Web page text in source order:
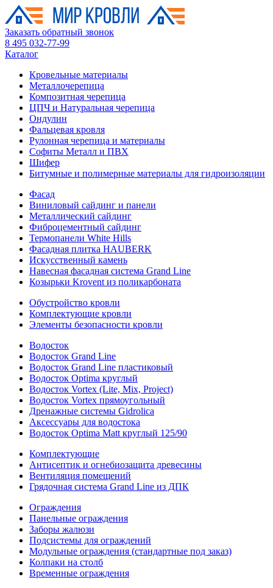
Заказать обратный звонок
8 495 032-77-99
Каталог
Кровельные материалы
Металлочерепица
Композитная черепица
ЦПЧ и Натуральная черепица
Ондулин
Фальцевая кровля
Рулонная черепица и материалы
Софиты Металл и ПВХ
Шифер
Битумные и полимерные материалы для гидроизоляции
Фасад
Виниловый сайдинг и панели
Металлический сайдинг
Фиброцементный сайдинг
Термопанели White Hills
Фасадная плитка HAUBERK
Искусственный камень
Навесная фасадная система Grand Line
Козырьки Krovent из поликарбоната
Обустройство кровли
Комплектующие кровли
Элементы безопасности кровли
Водосток
Водосток Grand Line
Водосток Grand Line пластиковый
Водосток Optima круглый
Водосток Vortex (Lite, Mix, Project)
Водосток Vortex прямоугольный
Дренажные системы Gidrolica
Аксессуары для водостока
Водосток Optima Matt круглый 125/90
Комплектующие
Антисептик и огнебиозащита древесины
Вентиляция помещений
Грядочная система Grand Line из ДПК
Ограждения
Панельные ограждения
Заборы жалюзи
Подсистемы для ограждений
Модульные ограждения (стандартные под заказ)
Колпаки на столб
Временные ограждения